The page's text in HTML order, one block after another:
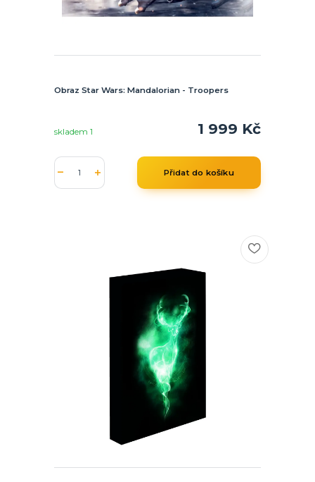
Obraz Star Wars: Mandalorian - Troopers
1 999 Kč
skladem 1
Přidat do košíku